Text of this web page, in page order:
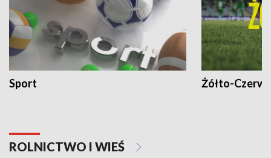
Sport Żółto-
ROLNICTWO I WIEŚ